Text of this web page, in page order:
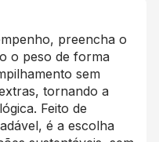
preencha o
o peso de forma
sem
tornando a
Feito de
é a escolha